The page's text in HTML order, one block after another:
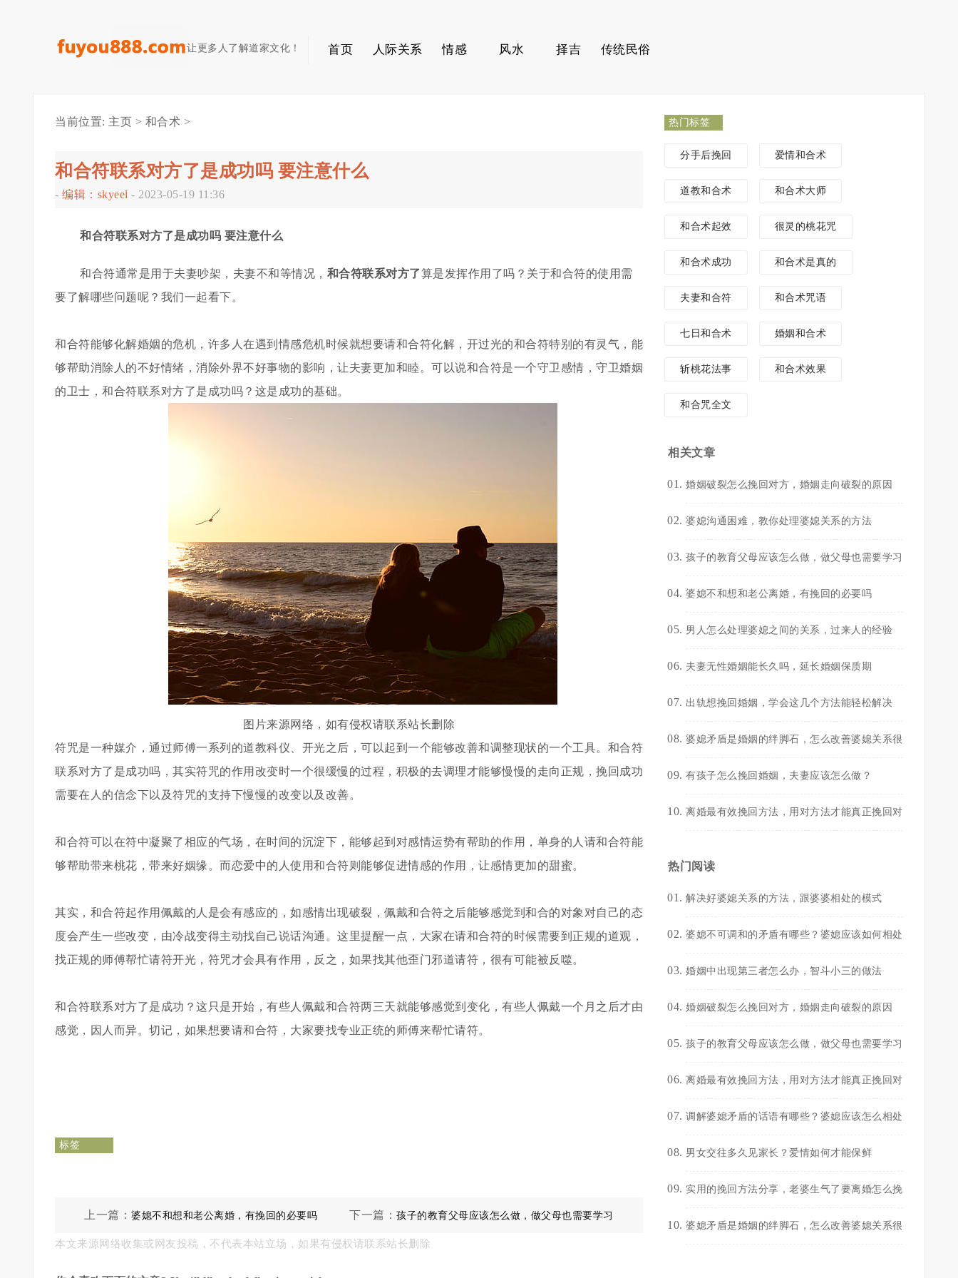
让更多人了解道家文化！ 首页 人际关系 情感 风水 择吉 传统民俗
当前位置: 主页 > 和合术 >
和合符联系对方了是成功吗 要注意什么
- 编辑：skyeel - 2023-05-19 11:36
和合符联系对方了是成功吗 要注意什么
和合符通常是用于夫妻吵架，夫妻不和等情况， 和合符联系对方了算是发挥作用了吗？关于和合符的使用需
要了解哪些问题呢？我们一起看下。
和合符能够化解婚姻的危机，许多人在遇到情感危机时候就想要请和合符化解，开过光的和合符特别的有灵气，能
够帮助消除人的不好情绪，消除外界不好事物的影响，让夫妻更加和睦。可以说和合符是一个守卫感情，守卫婚姻
的卫士，和合符联系对方了是成功吗？这是成功的基础。
图片来源网络，如有侵权请联系站长删除
符咒是一种媒介，通过师傅一系列的道教科仪、开光之后，可以起到一个能够改善和调整现状的一个工具。和合符
联系对方了是成功吗，其实符咒的作用改变时一个很缓慢的过程，积极的去调理才能够慢慢的走向正规，挽回成功
需要在人的信念下以及符咒的支持下慢慢的改变以及改善。
和合符可以在符中凝聚了相应的气场，在时间的沉淀下，能够起到对感情运势有帮助的作用，单身的人请和合符能
够帮助带来桃花，带来好姻缘。而恋爱中的人使用和合符则能够促进情感的作用，让感情更加的甜蜜。
其实，和合符起作用佩戴的人是会有感应的，如感情出现破裂，佩戴和合符之后能够感觉到和合的对象对自己的态
度会产生一些改变，由冷战变得主动找自己说话沟通。这里提醒一点，大家在请和合符的时候需要到正规的道观，
找正规的师傅帮忙请符开光，符咒才会具有作用，反之，如果找其他歪门邪道请符，很有可能被反噬。
和合符联系对方了是成功？这只是开始，有些人佩戴和合符两三天就能够感觉到变化，有些人佩戴一个月之后才由
感觉，因人而异。切记，如果想要请和合符，大家要找专业正统的师傅来帮忙请符。
标签
上一篇：婆媳不和想和老公离婚，有挽回的必要吗 下一篇：孩子的教育父母应该怎么做，做父母也需要学习
本文来源网络收集或网友投稿，不代表本站立场，如果有侵权请联系站长删除
热门标签
分手后挽回 爱情和合术
道教和合术 和合术大师
和合术起效 很灵的桃花咒
和合术成功 和合术是真的
夫妻和合符 和合术咒语
七日和合术 婚姻和合术
斩桃花法事 和合术效果
和合咒全文
相关文章
婚姻破裂怎么挽回对方，婚姻走向破裂的原因
婆媳沟通困难，教你处理婆媳关系的方法
孩子的教育父母应该怎么做，做父母也需要学习
婆媳不和想和老公离婚，有挽回的必要吗
男人怎么处理婆媳之间的关系，过来人的经验
夫妻无性婚姻能长久吗，延长婚姻保质期
出轨想挽回婚姻，学会这几个方法能轻松解决
婆媳矛盾是婚姻的绊脚石，怎么改善婆媳关系很
有孩子怎么挽回婚姻，夫妻应该怎么做？
离婚最有效挽回方法，用对方法才能真正挽回对
热门阅读
解决好婆媳关系的方法，跟婆婆相处的模式
婆媳不可调和的矛盾有哪些？婆媳应该如何相处
婚姻中出现第三者怎么办，智斗小三的做法
婚姻破裂怎么挽回对方，婚姻走向破裂的原因
孩子的教育父母应该怎么做，做父母也需要学习
离婚最有效挽回方法，用对方法才能真正挽回对
调解婆媳矛盾的话语有哪些？婆媳应该怎么相处
男女交往多久见家长？爱情如何才能保鲜
实用的挽回方法分享，老婆生气了要离婚怎么挽
婆媳矛盾是婚姻的绊脚石，怎么改善婆媳关系很